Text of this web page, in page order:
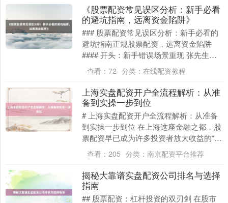
《股票配资常见误区分析：新手必看
的避坑指南，远离资金陷阱》
### 股票配资常见误区分析：新手必看的
避坑指南正规股票配资，远离资金陷阱
#### 开头：新手错误场景重现 张先生是
一位刚接触股票配资的新手投资者。在听
闻某配....
查看： 72 分类： 在线配资教程
上海实盘配资开户全流程解析：从准
备到实操一步到位
# 上海实盘配资开户全流程解析：从准备
到实操一步到位 在上海这座金融之都，股
票配资早已成为许多投资者放大收益的“秘
密武器”。但面对复杂的开户流程、风险控
制以及合....
查看： 205 分类： 南京配资平台推荐
揭秘大靠谱实盘配资公司排名与选择
指南
## 股票配资：杠杆投资的双刃剑 在股市